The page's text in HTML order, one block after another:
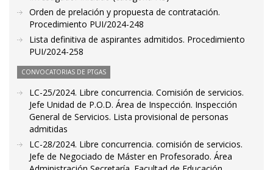
Orden de prelación y propuesta de contratación.
Procedimiento PUI/2024-248
Lista definitiva de aspirantes admitidos. Procedimiento
PUI/2024-258
CONVOCATORIAS DE PTGAS
LC-25/2024. Libre concurrencia. Comisión de servicios.
Jefe Unidad de P.O.D. Área de Inspección. Inspección
General de Servicios. Lista provisional de personas
admitidas
LC-28/2024. Libre concurrencia. comisión de servicios.
Jefe de Negociado de Máster en Profesorado. Área